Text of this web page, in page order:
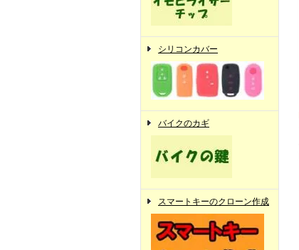
シリコンカバー
バイクのカギ
スマートキーのクローン作成